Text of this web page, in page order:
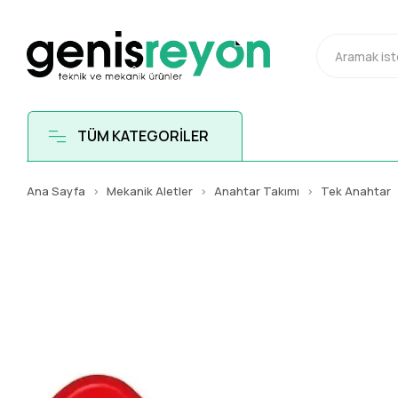
TÜM KATEGORİLER
Ana Sayfa Mekanik Aletler Anahtar Takımı Tek Anahtar